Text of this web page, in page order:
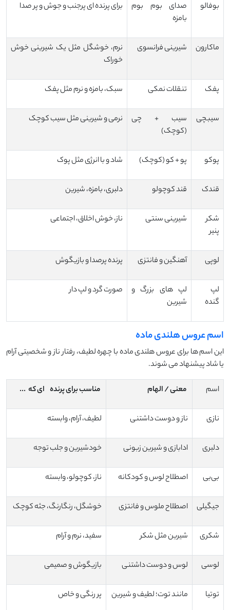
بوفالو
صدای بوم بوم
بامزه
برای پرنده ای پرجنب و جوش و پر صدا
ماکارون شیرینی فرانسوی
نرم، خوشگل مثل یک شیرینی خوش
خوراک
پفک تنقلات نمکی سبک، بامزه و نرم مثل پفک
سیبچی
سیب + چی
(کوچک)
نرمی و شیرینی مثل سیب کوچک
پوکو پو + کو (کوچک) شاد و با انرژی مثل پوک
قندک قند کوچولو دلبری، بامزه، شیرین
شکر
پنیر
شیرینی سنتی ناز، خوش اخلاق، اجتماعی
لوپی آهنگین و فانتزی پرنده پرصدا و بازیگوش
لپ‌
گنده
لپ های بزرگ و
شیرین
صورت گرد و لپ دار
اسم عروس هلندی ماده
این اسم ها برای عروس هلندی ماده با چهره لطیف، رفتار ناز و شخصیتی آرام
یا شاد پیشنهاد می شوند.
اسم معنی / الهام مناسب برای پرنده ‌ای که ...
نازی ناز و دوست ‌داشتنی لطیف، آرام، وابسته
دلبری ادابازی و شیرین ‌زبونی خودشیرین و جلب توجه
بی‌بی اصطلاح لوس و کودکانه ناز، کوچولو، وابسته
جیگیلی اصطلاح ملوس و فانتزی خوشگل، رنگارنگ، جثه کوچک
شکری شیرین مثل شکر سفید، نرم و آرام
لوسی لوس و دوست ‌داشتنی بازیگوش و صمیمی
توتیا مانند توت؛ لطیف و شیرین پر رنگی و خاص